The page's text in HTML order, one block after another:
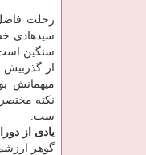
رحلت
سنگین
از گذربیش
میهمانش
نكته
ست.
یادی از
گوهر